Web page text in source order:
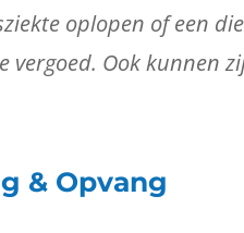
oplopen of een
Ook kunnen
& Opvang